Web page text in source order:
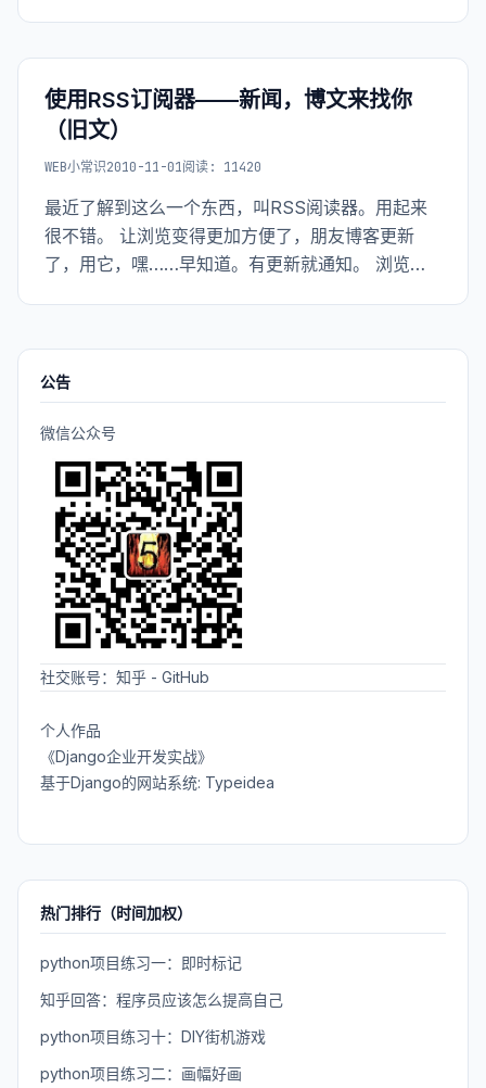
到理想效果。
使用RSS订阅器——新闻，博文来找你
（旧文）
WEB小常识2010-11-01阅读: 11420
最近了解到这么一个东西，叫RSS阅读器。用起来
很不错。 让浏览变得更加方便了，朋友博客更新
了，用它，嘿……早知道。有更新就通知。 浏览新
在发生的事情 2.从多个信箱收
公告
微信公众号
社交账号： 知乎 - GitHub
个人作品
《Django企业开发实战》
基于Django的网站系统: Typeidea
热门排行（时间加权）
python项目练习一：即时标记
知乎回答：程序员应该怎么提高自己
python项目练习十：DIY街机游戏
python项目练习二：画幅好画